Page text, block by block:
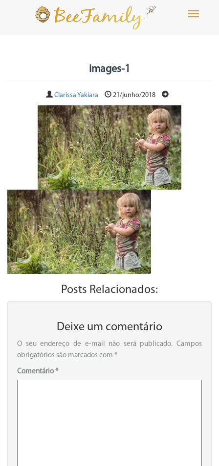
Toggle
images-1
Clarissa Yakiara 21/junho/2018
Posts Relacionados:
Deixe um comentário
O seu endereço de e-mail não será publicado. Campos
obrigatórios são marcados com *
Comentário*